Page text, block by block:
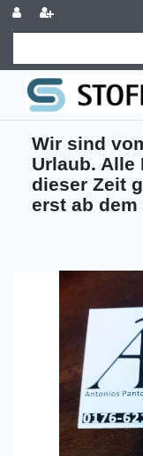
Wir sind
Urlaub. Alle
dieser Zeit
erst ab dem